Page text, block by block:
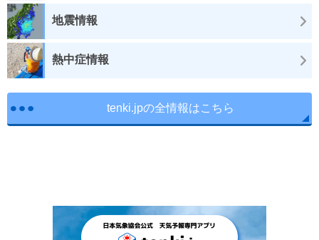
地震情報
熱中症情報
tenki.jpの全情報はこちら